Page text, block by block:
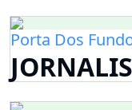
Porta Dos